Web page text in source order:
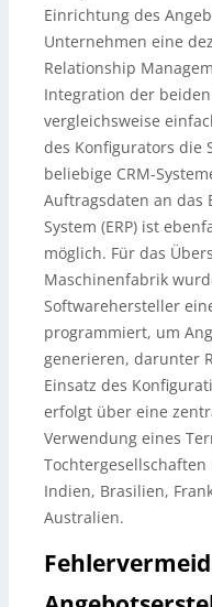
Einrichtung des
Unternehmen eine
Relationship
Integration der
vergleichsweise
des Konfigurators die
beliebige CRM-
Auftragsdaten an das
System (ERP) ist
möglich. Für das
Maschinenfabrik
Softwarehersteller
programmiert, um
generieren, darunter
Einsatz des
erfolgt über eine
Verwendung eines
Indien, Brasilien,
Australien.